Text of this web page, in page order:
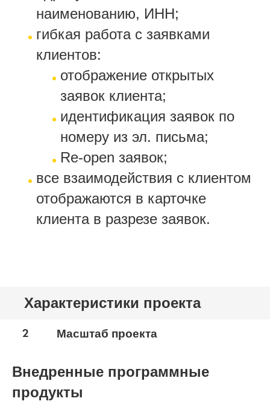
наименованию, ИНН;
гибкая работа с заявками
клиентов:
отображение открытых
заявок клиента;
идентификация заявок по
номеру из эл. письма;
Re-open заявок;
все взаимодействия с клиентом
отображаются в карточке
клиента в разрезе заявок.
Характеристики проекта
2 Масштаб проекта
Внедренные программные
продукты